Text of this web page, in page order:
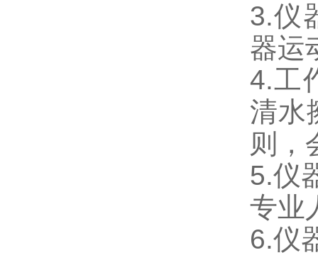
3.仪
器运
4.工
清水
则，
5.仪
专业
6.仪